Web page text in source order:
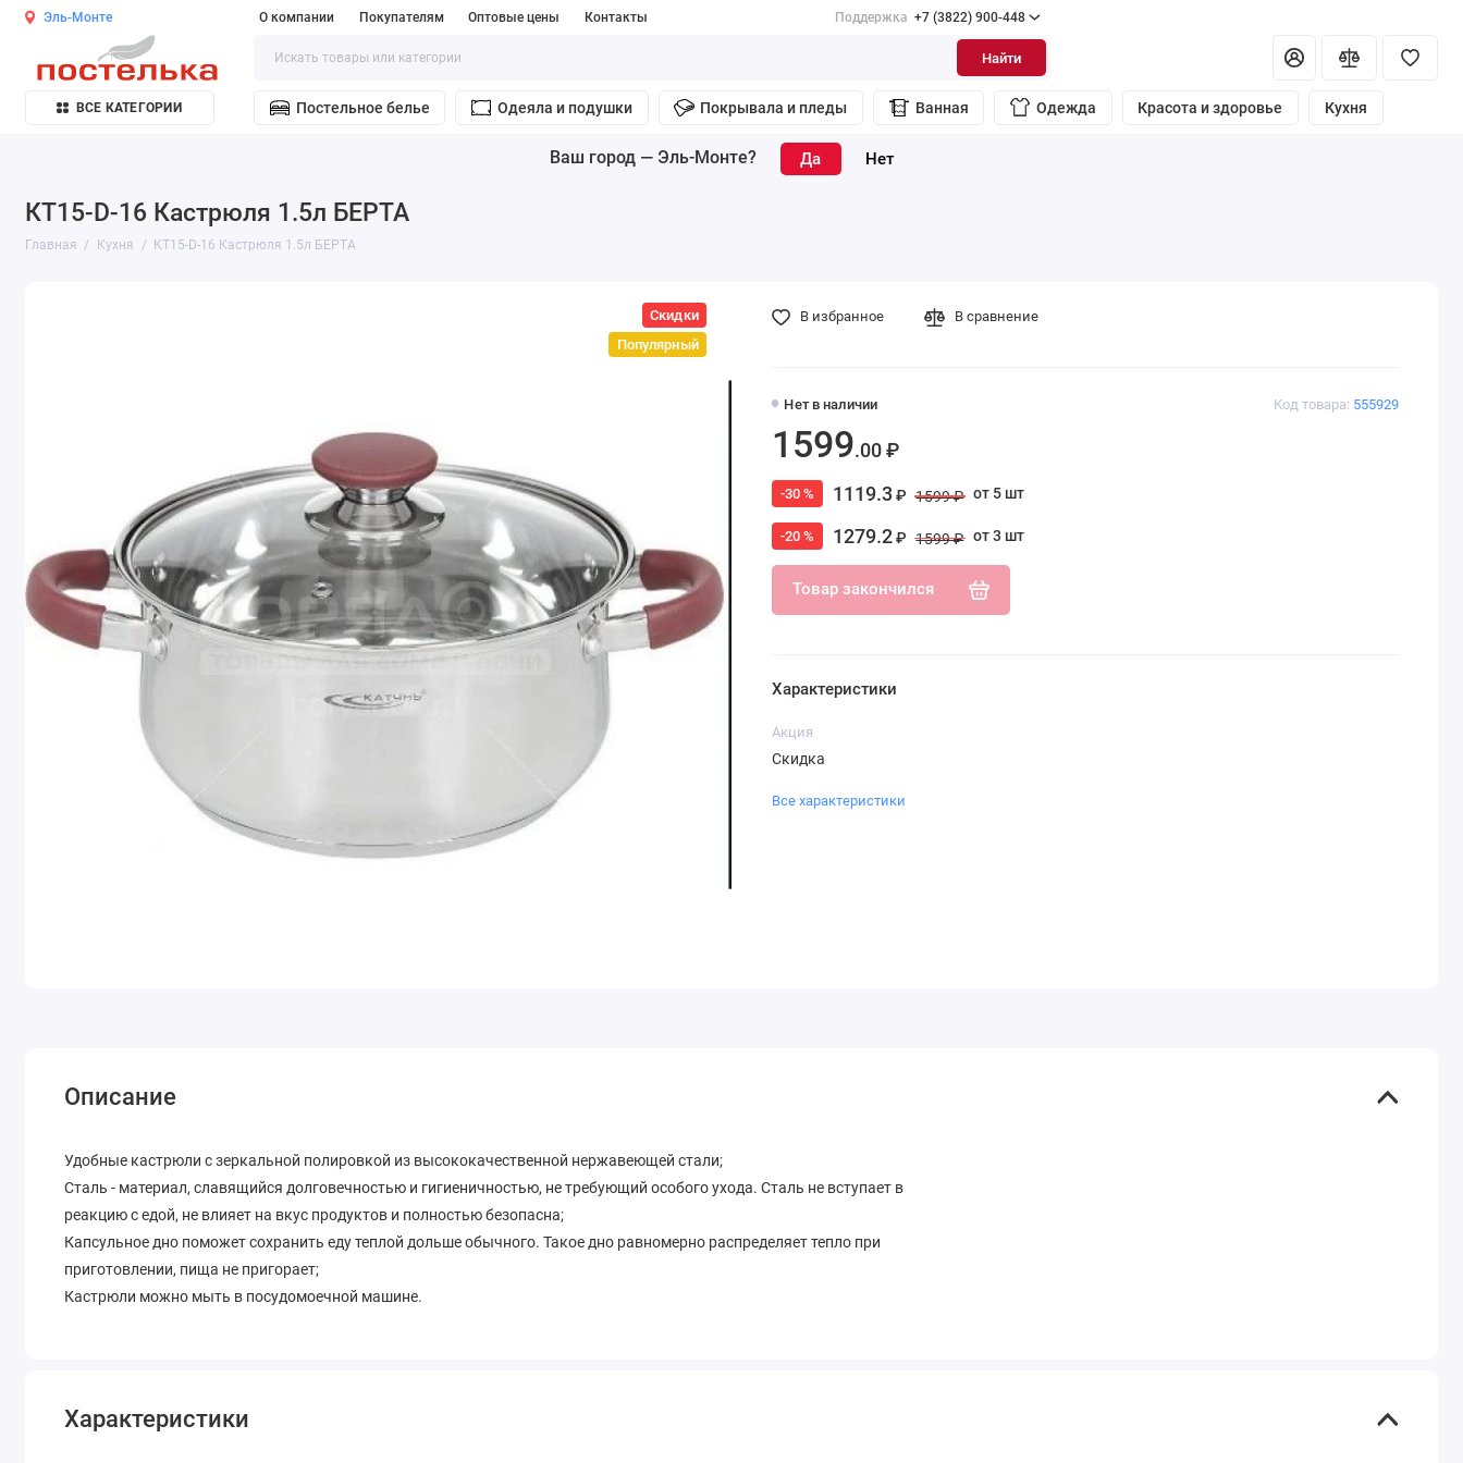
Эль-Монте О компании Покупателям Оптовые цены Контакты Поддержка +7 (3822) 900-448
Найти
ВСЕ КАТЕГОРИИ Постельное белье Одеяла и подушки Покрывала и пледы Ванная Одежда Красота и здоровье Кухня
Ваш город — Эль-Монте?
КТ15-D-16 Кастрюля 1.5л БЕРТА
Главная Кухня КТ15-D-16 Кастрюля 1.5л БЕРТА
Скидки
Популярный
Код товара: 555929
Нет в наличии
1599.00 ₽
-30 % 1119.3₽ 1599 ₽ от 5 шт
-20 % 1279.2₽ 1599 ₽ от 3 шт
Товар закончился
В избранное В сравнение
Характеристики
Акция
Скидка
Все характеристики
Описание
Удобные кастрюли с зеркальной полировкой из высококачественной нержавеющей стали;
Сталь - материал, славящийся долговечностью и гигиеничностью, не требующий особого ухода. Сталь не вступает в
реакцию с едой, не влияет на вкус продуктов и полностью безопасна;
Капсульное дно поможет сохранить еду теплой дольше обычного. Такое дно равномерно распределяет тепло при
приготовлении, пища не пригорает;
Кастрюли можно мыть в посудомоечной машине.
Характеристики